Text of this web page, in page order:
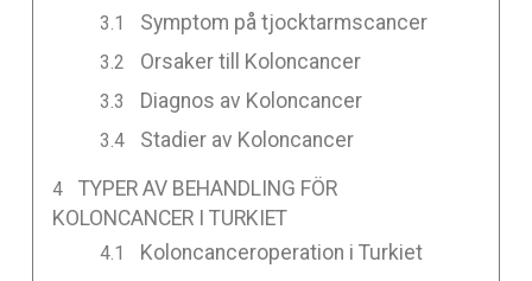
Symptom på tjocktarmscancer
Orsaker till Koloncancer
Diagnos av Koloncancer
Stadier av Koloncancer
TYPER AV BEHANDLING FÖR
KOLONCANCER I TURKIET
Koloncanceroperation i Turkiet